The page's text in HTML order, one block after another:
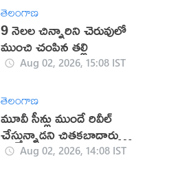
తెలంగాణ
9 నెలల చిన్నారిని చెరువులో
ముంచి చంపిన తల్లి
Aug 02, 2026, 15:08 IST
తెలంగాణ
మూవీ సీన్లు ముందే రివీల్
చేస్తున్నాడని చితకబాదారు
(వీడియో)
Aug 02, 2026, 14:08 IST